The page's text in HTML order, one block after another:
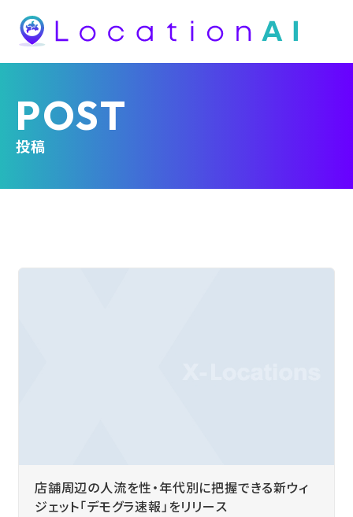
POST
投稿
店舗周辺の人流を性・年代別に把握できる新ウィ
ジェット「デモグラ速報」をリリース